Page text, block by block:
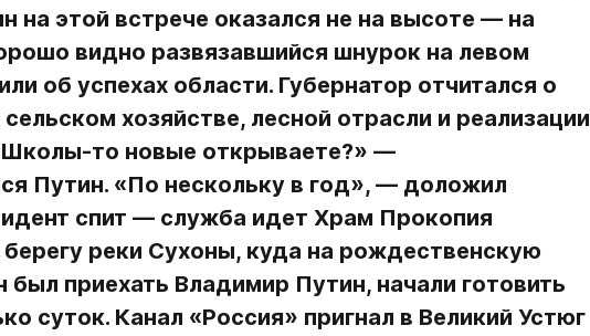
на этой встрече оказался не на высоте — на
видно развязавшийся шнурок на левом
об успехах области. Губернатор отчитался о
хозяйстве, лесной отрасли и реализации
то новые открываете?» —
Путин. «По нескольку в год», — доложил
спит — служба идет Храм Прокопия
реки Сухоны, куда на рождественскую
приехать Владимир Путин, начали готовить
суток. Канал «Россия» пригнал в Великий Устюг